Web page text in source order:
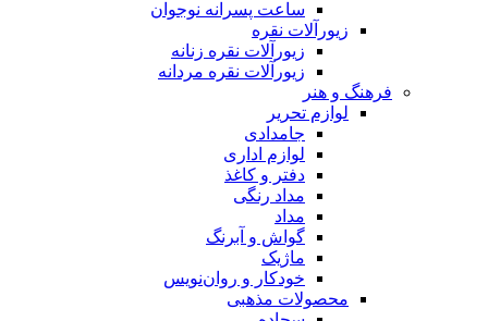
ساعت پسرانه نوجوان
زیورآلات نقره
زیورآلات نقره زنانه
زیورآلات نقره مردانه
فرهنگ و هنر
لوازم تحریر
جامدادی
لوازم اداری
دفتر و کاغذ
مداد رنگی
مداد
گواش و آبرنگ
ماژیک
خودکار و روان‌نویس
محصولات مذهبی